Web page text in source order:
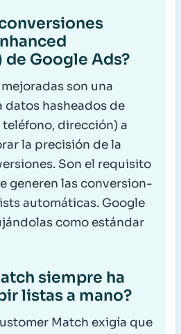
Google Ads?
son una
datos hasheados de
dirección) a
la precisión de la
Son el requisito
generen las conversion-
automáticas. Google
como estándar
siempre ha
listas a mano?
Match exigía que